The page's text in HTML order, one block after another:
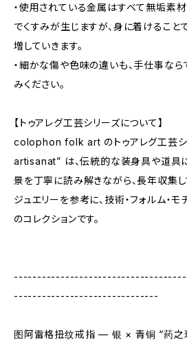
・使用されている金属はすべて無垢素
でくすみが生じますが、身に着けること
増していきます。
・細かな傷や色味の違いも、手仕事なら
みください。
【トゥアレグ工芸シリーズについて】
colophon folk art のトゥアレグ工芸シ
artisanat” は、伝統的な装身具や道具
景を丁寧に読み解きながら、長年収集
ジュエリーを参考に、技術・フォルム・
のコレクションです。
-------------------------------
图阿雷格扭纹戒指 — 银 × 青铜 “药之